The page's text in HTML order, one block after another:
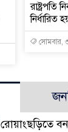
রাষ্ট্রপতি
নির্ধারিত
সোমবার,
রোয়াংছড়িতে